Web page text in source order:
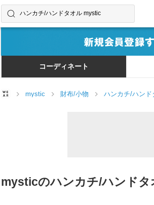
コーディネートやユーザーを探す
検索する
コーディネート
mystic 財布/小物 ハンカチ/ハンド
mysticのハンカチ/ハンドタ